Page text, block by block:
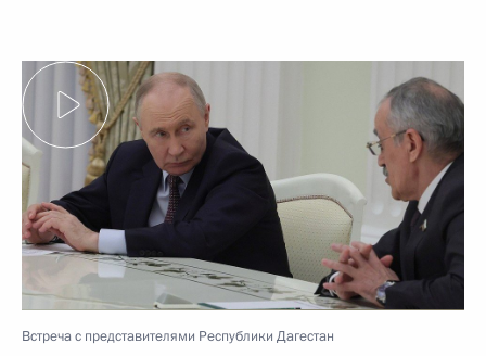
Встреча с представителями Республики Дагестан